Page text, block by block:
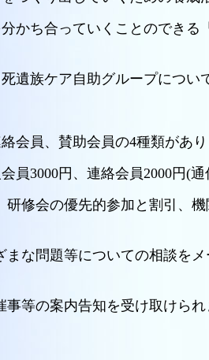
かち合っていくことのでき
遺族ケア自助グループについ
会員、賛助会員の4種類があり
員3000円、連絡会員2000円(
修会の優先的参加と割引、
な問題等についての相談を
等の案内告知を受け取けられ